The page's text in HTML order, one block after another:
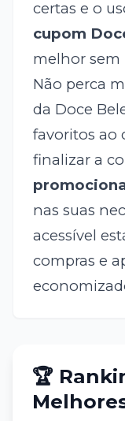
certas e o
cupom
melhor sem
Não perca
da Doce
favoritos ao
finalizar a
nas suas
acessível
compras e
🏆